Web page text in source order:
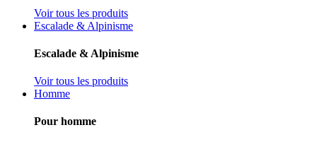
Voir tous les produits
Escalade & Alpinisme
Escalade & Alpinisme
Voir tous les produits
Homme
Pour homme